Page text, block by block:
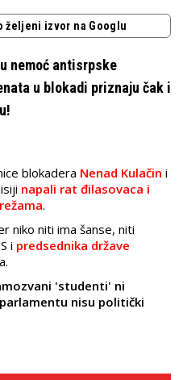
željeni izvor na Googlu
nemoć antisrpske
u blokadi priznaju čak i
blokadera Nenad Kulačin i
napali rat đilasovaca i
.
niko niti ima šanse, niti
i predsednika države
'studenti' ni
nisu politički